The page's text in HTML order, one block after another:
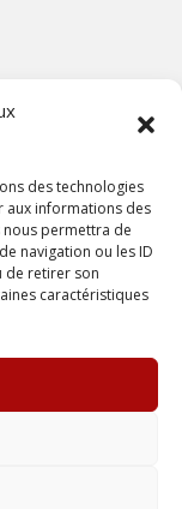
des technologies
aux informations des
nous permettra de
navigation ou les ID
de retirer son
caractéristiques